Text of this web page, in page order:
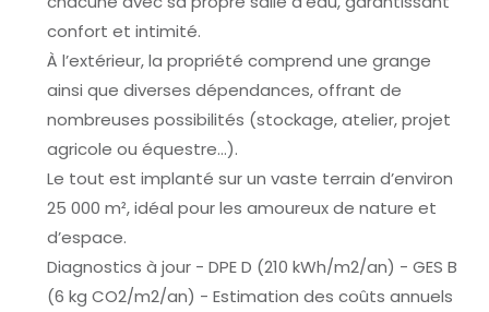
confort et intimité.
À l’extérieur, la propriété comprend une grange
ainsi que diverses dépendances, offrant de
nombreuses possibilités (stockage, atelier, projet
agricole ou équestre…).
Le tout est implanté sur un vaste terrain d’environ
25 000 m², idéal pour les amoureux de nature et
d’espace.
Diagnostics à jour - DPE D (210 kWh/m2/an) - GES B
(6 kg CO2/m2/an) - Estimation des coûts annuels